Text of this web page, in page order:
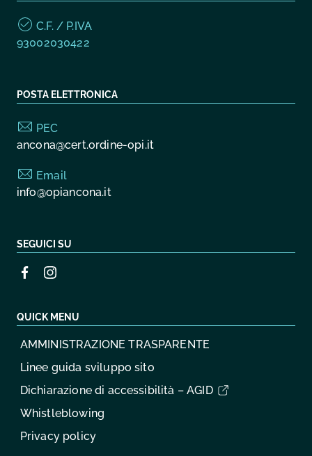
C.F. / P.IVA
93002030422
POSTA ELETTRONICA
PEC
ancona@cert.ordine-opi.it
Email
info@opiancona.it
SEGUICI SU
QUICK MENU
AMMINISTRAZIONE TRASPARENTE
Linee guida sviluppo sito
Dichiarazione di accessibilità – AGID
Whistleblowing
Privacy policy